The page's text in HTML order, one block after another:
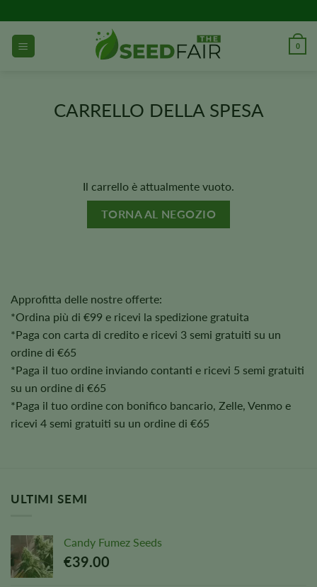
al
contenuto
0
CARRELLO DELLA SPESA
Il carrello è attualmente vuoto.
TORNA AL NEGOZIO
Approfitta delle nostre offerte:
*Ordina più di €99 e ricevi la spedizione gratuita
*Paga con carta di credito e ricevi 3 semi gratuiti su un
ordine di €65
*Paga il tuo ordine inviando contanti e ricevi 5 semi gratuiti
su un ordine di €65
*Paga il tuo ordine con bonifico bancario, Zelle, Venmo e
ricevi 4 semi gratuiti su un ordine di €65
ULTIMI SEMI
Candy Fumez Seeds
€39.00